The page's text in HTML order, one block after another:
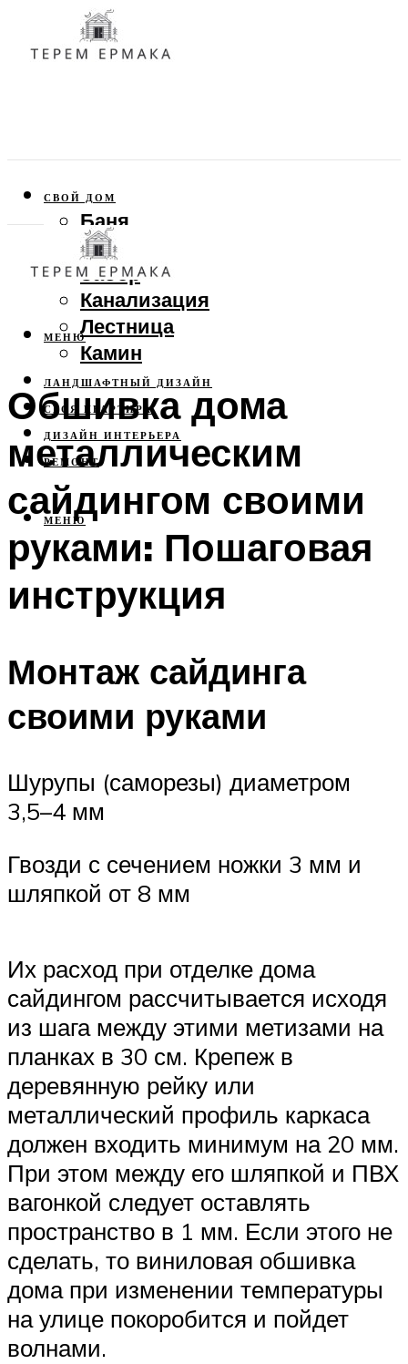
СВОЙ ДОМ
Баня
Веранда
Забор
Канализация
Лестница
Камин
ЛАНДШАФТНЫЙ ДИЗАЙН
СВОЯ КВАРТИРА
ДИЗАЙН ИНТЕРЬЕРА
РЕМОНТ
МЕНЮ
МЕНЮ
Обшивка дома
металлическим
сайдингом своими
руками: Пошаговая
инструкция
Монтаж сайдинга
своими руками
Шурупы (саморезы) диаметром
3,5–4 мм
Гвозди с сечением ножки 3 мм и
шляпкой от 8 мм
Их расход при отделке дома
сайдингом рассчитывается исходя
из шага между этими метизами на
планках в 30 см. Крепеж в
деревянную рейку или
металлический профиль каркаса
должен входить минимум на 20 мм.
При этом между его шляпкой и ПВХ
вагонкой следует оставлять
пространство в 1 мм. Если этого не
сделать, то виниловая обшивка
дома при изменении температуры
на улице покоробится и пойдет
волнами.